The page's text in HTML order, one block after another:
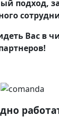
подход,
Вас в